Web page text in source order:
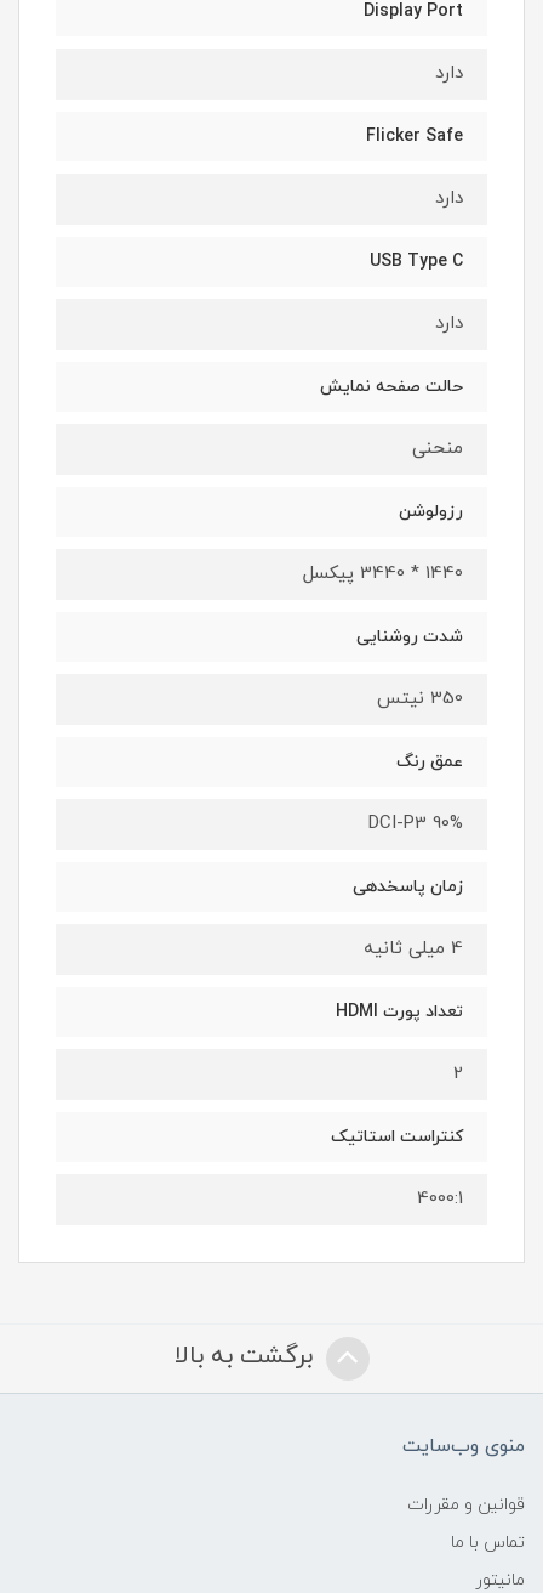
Display Port
دارد
Flicker Safe
دارد
USB Type C
دارد
حالت صفحه نمایش
منحنی
رزولوشن
1440 * 3440 پیکسل
شدت روشنایی
350 نیتس
عمق رنگ
DCI-P3 90%
زمان پاسخدهی
4 میلی ثانیه
تعداد پورت HDMI
2
کنتراست استاتیک
4000:1
برگشت به بالا
منوی وب‌سایت
قوانین و مقررات
تماس با ما
مانیتور